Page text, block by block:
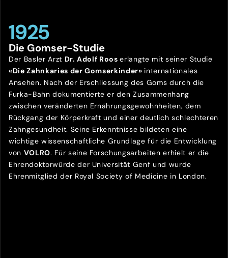
1925
Die Gomser-Studie
Der Basler Arzt Dr. Adolf Rooserlangte mit seiner Studie
«Die Zahnkaries der Gomserkinder» internationales
Ansehen. Nach der Erschliessung des Goms durch die
Furka-Bahn dokumentierte er den Zusammenhang
zwischen veränderten Ernährungsgewohnheiten, dem
Rückgang der Körperkraft und einer deutlich schlechteren
Zahngesundheit. Seine Erkenntnisse bildeten eine
wichtige wissenschaftliche Grundlage für die Entwicklung
von VOLRO. Für seine Forschungsarbeiten erhielt er die
Ehrendoktorwürde der Universität Genf und wurde
Ehrenmitglied der Royal Society of Medicine in London.